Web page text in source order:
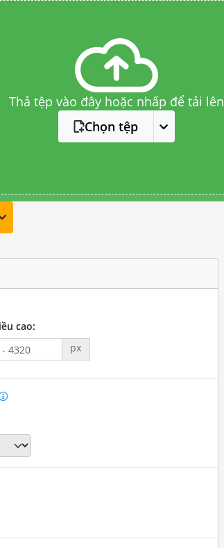
Thả tệp vào đây hoặc nhấp để tải lên
Chọn tệp
cao:
px